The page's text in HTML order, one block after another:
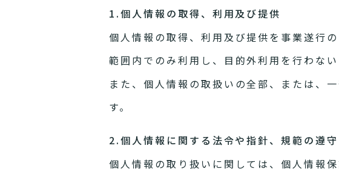
1.個人情報の取得、利用及び提供
個人情報の取得、利用及び提供を事業遂行
範囲内でのみ利用し、目的外利用を行わない
また、個人情報の取扱いの全部、または、
す。
2.個人情報に関する法令や指針、規範の遵守
個人情報の取り扱いに関しては、個人情報